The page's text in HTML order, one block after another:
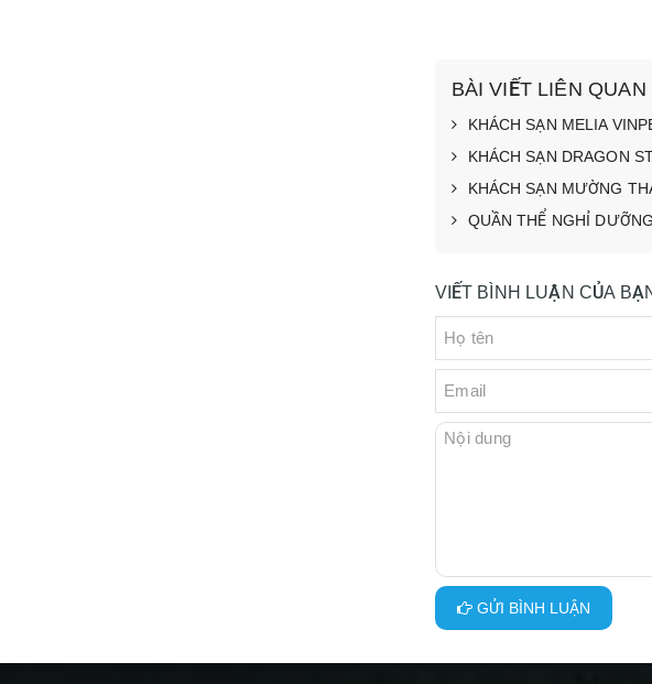
BÀI VIẾT LIÊN QUAN
KHÁCH SẠN MELIA
KHÁCH SẠN DRAGON
KHÁCH SẠN MƯỜNG
QUẦN THỂ NGHỈ
VIẾT BÌNH LUẬN CỦA
GỬI BÌNH LUẬN